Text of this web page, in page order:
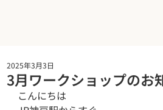
3月ワークショップのお
2025年3月3日
こんにちは